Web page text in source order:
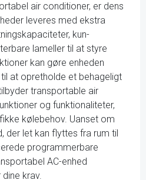
air conditioner, er dens
leveres med ekstra
kun-
lameller til at styre
kan gøre enheden
at opretholde et behageligt
transportable air
og funktionaliteter,
kølebehov. Uanset om
der let kan flyttes fra rum til
programmerbare
AC-enhed
krav.